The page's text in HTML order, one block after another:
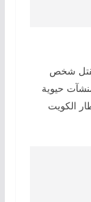
مقتل شخص
حيوية
الكويت